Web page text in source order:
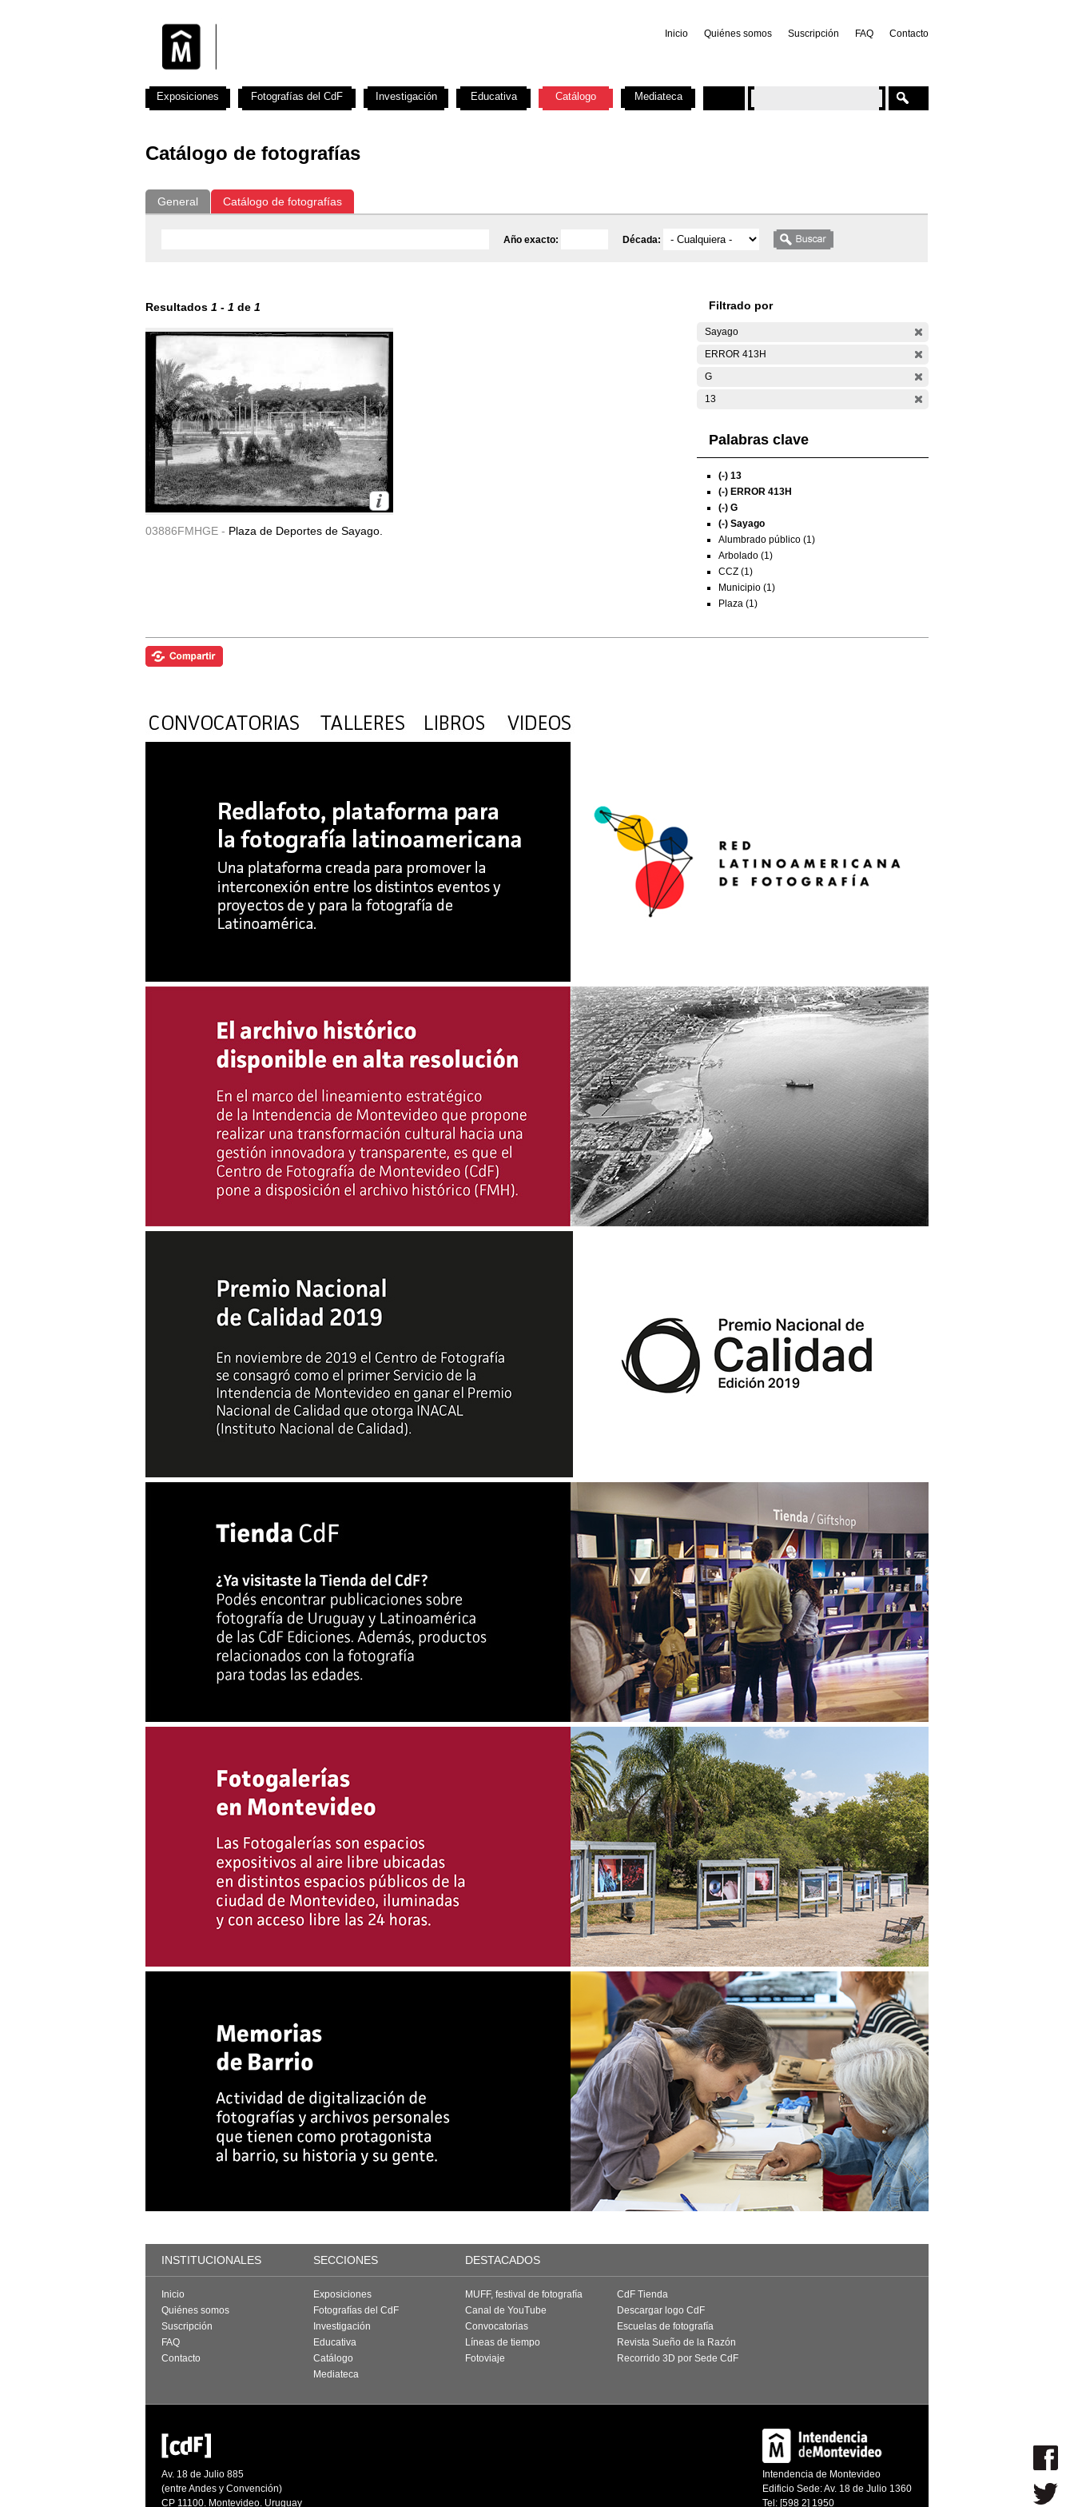
Inicio Quiénes somos Suscripción FAQ Contacto
Catálogo de fotografías
General Catálogo de fotografías
Año exacto: Década:
Resultados 1 - 1 de 1
03886FMHGE - Plaza de Deportes de Sayago.
Filtrado por
Sayago
ERROR 413H
G
13
Palabras clave
(-) 13
(-) ERROR 413H
(-) G
(-) Sayago
Alumbrado público (1)
Arbolado (1)
CCZ (1)
Municipio (1)
Plaza (1)
Exposiciones Fotografías del CdF Investigación Educativa Catálogo Mediateca
INSTITUCIONALES SECCIONES DESTACADOS
Inicio
Quiénes somos
Suscripción
FAQ
Contacto
Exposiciones
Fotografías del CdF
Investigación
Educativa
Catálogo
Mediateca
MUFF, festival de fotografía
Canal de YouTube
Convocatorias
Líneas de tiempo
Fotoviaje
CdF Tienda
Descargar logo CdF
Escuelas de fotografía
Revista Sueño de la Razón
Recorrido 3D por Sede CdF
Av. 18 de Julio 885
(entre Andes y Convención)
CP 11100. Montevideo. Uruguay
Intendencia de Montevideo
Edificio Sede: Av. 18 de Julio 1360
Tel: [598 2] 1950